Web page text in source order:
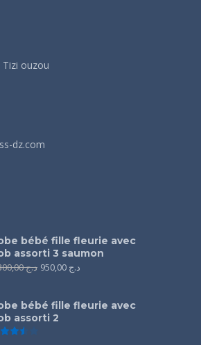
Tizi ouzou
dz.com
bébé fille fleurie avec
assorti 3 saumon
د.ج1.300,00 د.ج
bébé fille fleurie avec
assorti 2